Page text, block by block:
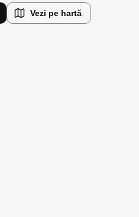
Vezi pe hartă